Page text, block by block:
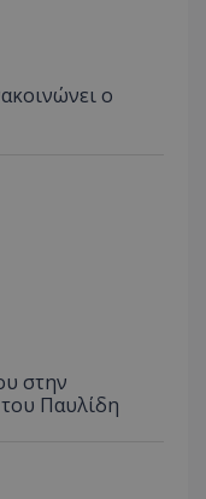
ο
στην
Παυλίδη